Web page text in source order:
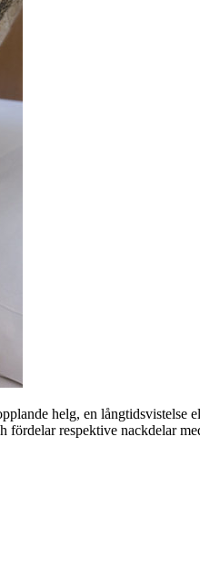
helg, en långtidsvistelse
fördelar respektive nackdelar